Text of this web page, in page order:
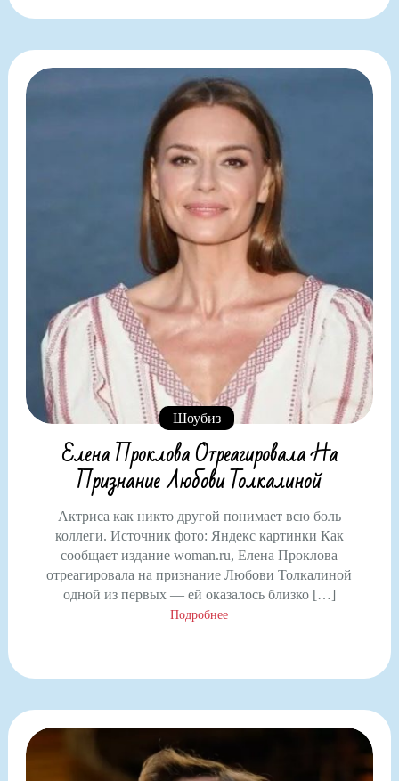
Шоубиз
Елена Проклова Отреагировала На
Признание Любови Толкалиной
Актриса как никто другой понимает всю боль
коллеги. Источник фото: Яндекс картинки Как
сообщает издание woman.ru, Елена Проклова
отреагировала на признание Любови Толкалиной
одной из первых — ей оказалось близко […]
Подробнее